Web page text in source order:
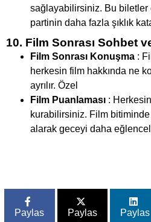
sağlayabilirsiniz. Bu
partinin daha fazla şıklık
10. Film Sonrası Sohbet
Film Sonrası Konuşma :
herkesin film hakkında ne
ayrılır. Özel
Film Puanlaması :
kurabilirsiniz. Film bitiminde
alarak geceyi daha
Paylas Paylas Paylas